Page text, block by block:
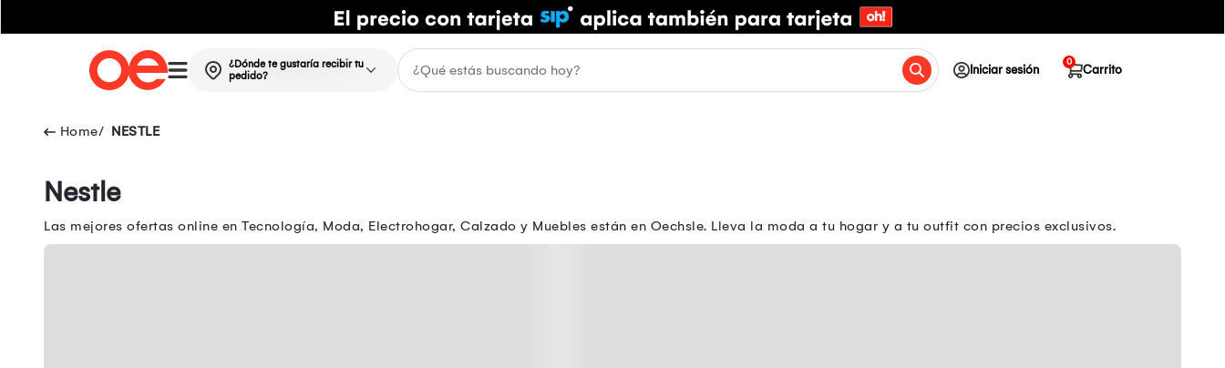
¿Dónde te gustaría recibir tu
pedido?
Iniciar sesión Carrito
0
NESTLE
Nestle
Las mejores ofertas online en Tecnología, Moda, Electrohogar, Calzado y Muebles están en Oechsle. Lleva la moda a tu hogar y a tu outfit con precios exclusivos.